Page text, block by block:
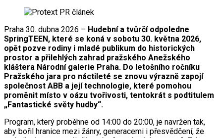
Praha 30. dubna 2026 – Hudební a tvůrčí odpoledne
SpringTEEN, které se koná v sobotu 30. května 2026,
opět pozve rodiny i mladé publikum do historických
prostor a přilehlých zahrad pražského Anežského
kláštera Národní galerie Praha. Do letošního ročníku
Pražského jara pro náctileté se znovu výrazně zapojí
společnost ABB a její technologie, které pomohou
proměnit místo v oázu tvořivosti, tentokrát s podtitulem
„Fantastické světy hudby“.
Program, který proběhne od 14:00 do 20:00, je navržen tak,
aby bořil hranice mezi žánry, generacemi i přesvědčení, že